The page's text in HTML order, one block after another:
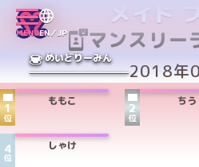
MENUEN／JP
めいどりーみん
メイド
マンスリー
2018年
1
位
ももこ
2
位
ちう
4
位
しゃけ